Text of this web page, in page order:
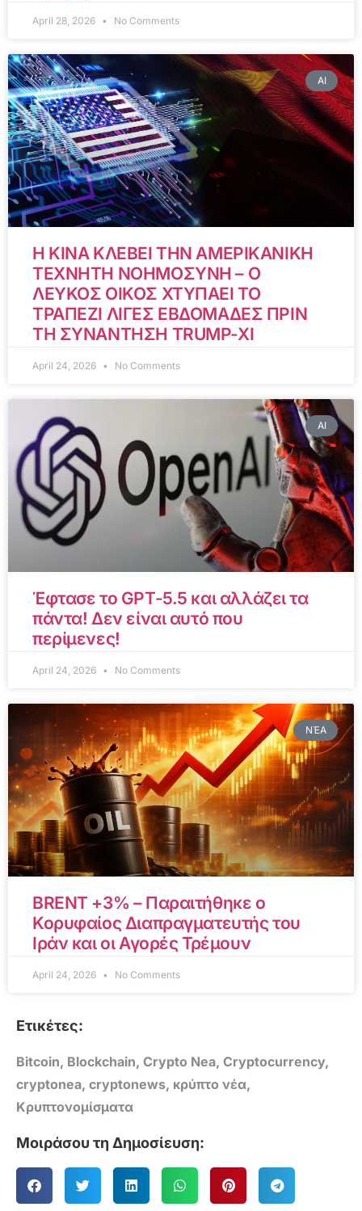
April 28, 2026 No Comments
AI
Η ΚΙΝΑ ΚΛΕΒΕΙ ΤΗΝ ΑΜΕΡΙΚΑΝΙΚΗ
ΤΕΧΝΗΤΗ ΝΟΗΜΟΣΥΝΗ – Ο
ΛΕΥΚΟΣ ΟΙΚΟΣ ΧΤΥΠΑΕΙ ΤΟ
ΤΡΑΠΕΖΙ ΛΙΓΕΣ ΕΒΔΟΜΑΔΕΣ ΠΡΙΝ
ΤΗ ΣΥΝΑΝΤΗΣΗ TRUMP-XI
April 24, 2026 No Comments
AI
Έφτασε το GPT-5.5 και αλλάζει τα
πάντα! Δεν είναι αυτό που
περίμενες!
April 24, 2026 No Comments
ΝΈΑ
BRENT +3% – Παραιτήθηκε ο
Κορυφαίος Διαπραγματευτής του
Ιράν και οι Αγορές Τρέμουν
April 24, 2026 No Comments
Ετικέτες:
Bitcoin, Blockchain, Crypto Nea, Cryptocurrency,
cryptonea, cryptonews, κρύπτο νέα,
Κρυπτονομίσματα
Μοιράσου τη Δημοσίευση: